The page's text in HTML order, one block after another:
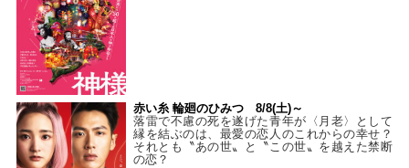
赤い糸 輪廻のひみつ 8/8(土)～
落雷で不慮の死を遂げた青年が〈月老〉として
縁を結ぶのは、最愛の恋人のこれからの幸せ？
それとも〝あの世〟と〝この世〟を越えた禁断
の恋？